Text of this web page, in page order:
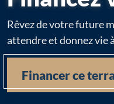
Rêvez de votre future
attendre et donnez vie
Financer ce